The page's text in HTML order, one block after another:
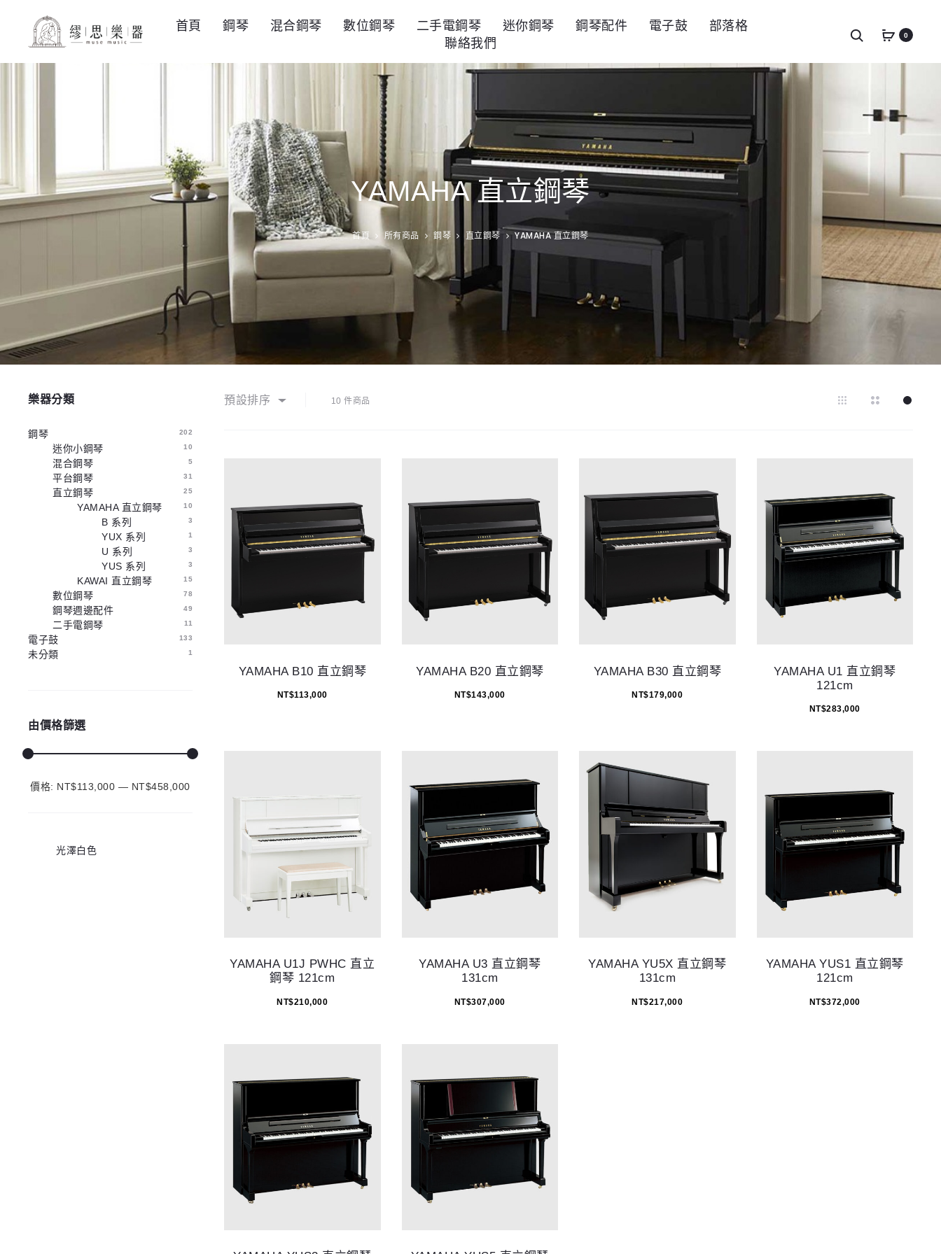
首頁 鋼琴 混合鋼琴 數位鋼琴 二手電鋼琴 迷你鋼琴 鋼琴配件 電子鼓
部落格
聯絡我們
Search 0
YAMAHA 直立鋼琴
首頁 所有商品 鋼琴 直立鋼琴 YAMAHA 直立鋼琴
預設排序 10 件商品
YAMAHA B10 直立鋼琴
NT$113,000
YAMAHA B20 直立鋼琴
NT$143,000
YAMAHA B30 直立鋼琴
NT$179,000
YAMAHA U1 直立鋼琴
121cm
NT$283,000
YAMAHA U1J PWHC 直立
鋼琴 121cm
NT$210,000
YAMAHA U3 直立鋼琴
131cm
NT$307,000
YAMAHA YU5X 直立鋼琴
131cm
NT$217,000
YAMAHA YUS1 直立鋼琴
121cm
NT$372,000
樂器分類
鋼琴 202
迷你小鋼琴 10
混合鋼琴 5
平台鋼琴 31
直立鋼琴 25
YAMAHA 直立鋼琴 10
B 系列 3
YUX 系列 1
U 系列 3
YUS 系列 3
KAWAI 直立鋼琴 15
數位鋼琴 78
鋼琴週邊配件 49
二手電鋼琴 11
電子鼓 133
未分類 1
由價格篩選
最
最
價格: NT$113,000 — NT$458,000
光澤白色